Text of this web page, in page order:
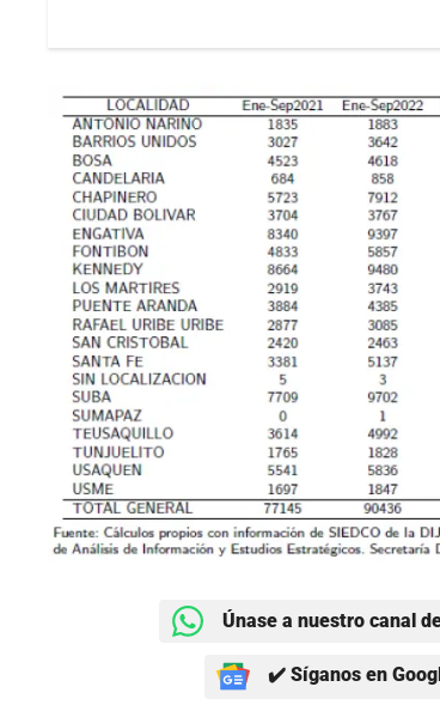
Únase a nuestro canal
✔️ Síganos en